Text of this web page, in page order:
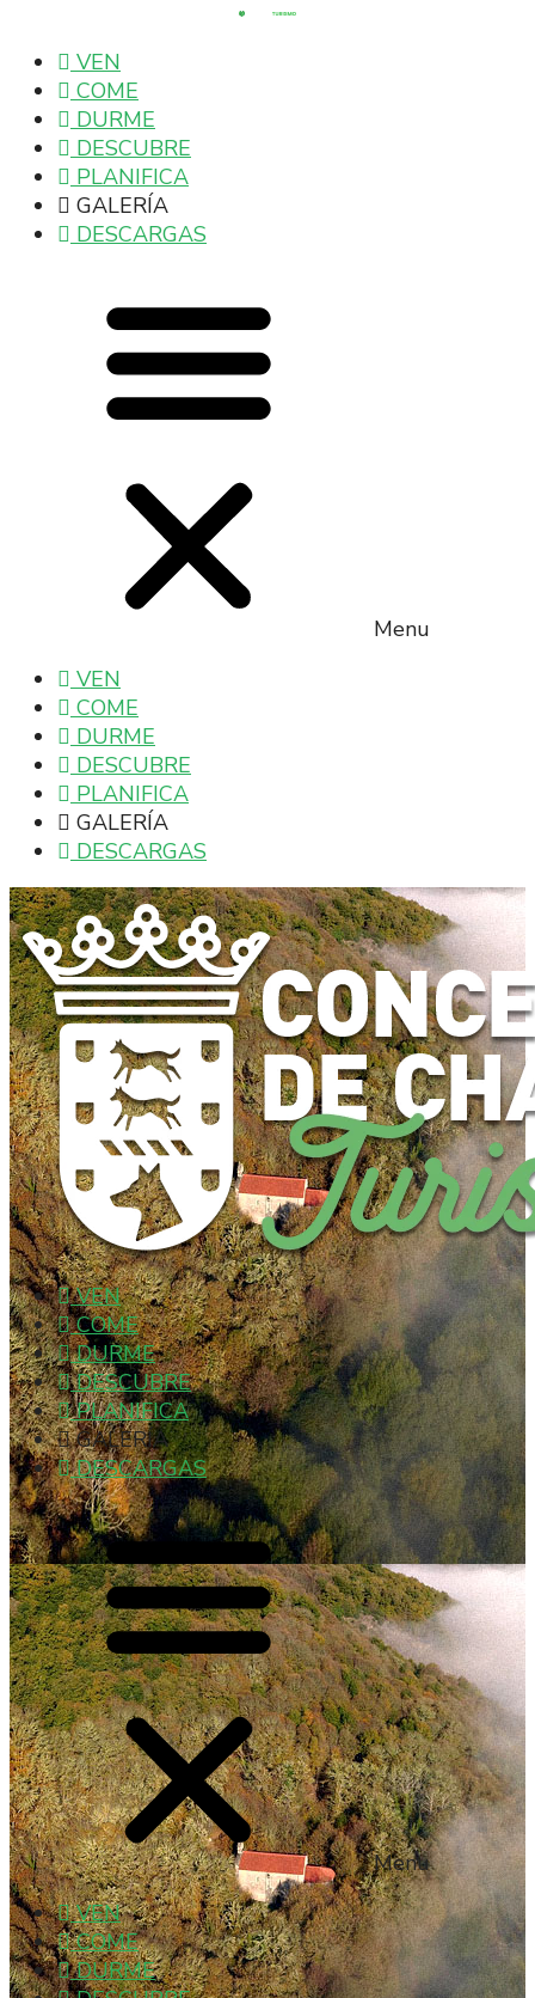
VEN
COME
DURME
DESCUBRE
PLANIFICA
GALERÍA
DESCARGAS
Menu
VEN
COME
DURME
DESCUBRE
PLANIFICA
GALERÍA
DESCARGAS
VEN
COME
DURME
DESCUBRE
PLANIFICA
GALERÍA
DESCARGAS
Menu
VEN
COME
DURME